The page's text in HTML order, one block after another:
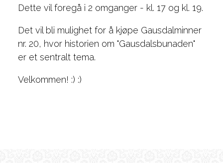
Dette vil foregå i 2 omganger - kl. 17 og kl. 19.
Det vil bli mulighet for å kjøpe Gausdalminner
nr. 20, hvor historien om "Gausdalsbunaden"
er et sentralt tema.
Velkommen! :) :)